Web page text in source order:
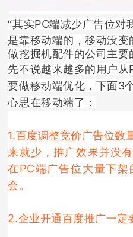
“其实PC端减少广告位对
是靠移动端的，移动没变
做挖掘机配件的公司主
先不说越来越多的用户从
要做移动端优化，下面3
心思在移动端了：
1.百度调整竞价广告位数
来就少，推广效果并没
在PC端广告位大量下
会。
2.企业开通百度推广一定